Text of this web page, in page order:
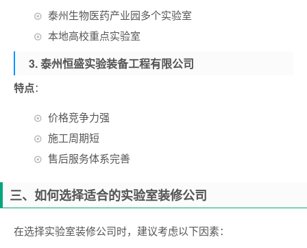
泰州生物医药产业园多个实验室
本地高校重点实验室
3. 泰州恒盛实验装备工程有限公司
特点：
价格竞争力强
施工周期短
售后服务体系完善
三、如何选择适合的实验室装修公司
在选择实验室装修公司时，建议考虑以下因素：